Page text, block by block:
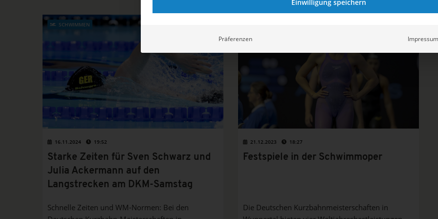
Wuppertaler Schwimmoper das Lagen-Triple
SCHWIMMEN
16.11.2024 19:52
Starke Zeiten für Sven Schwarz und
Julia Ackermann auf den
Langstrecken am DKM-Samstag
Schnelle Zeiten und WM-Normen: Bei den
21.12.2023 18:27
Festspiele in der Schwimmoper
Die Deutschen Kurzbahnmeisterschaften in
Einwilligung speichern
Präferenzen Impressum